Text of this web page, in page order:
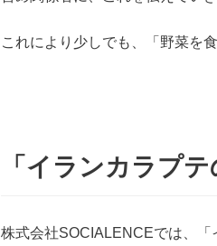
これにより少しでも、「野菜を
「イランカラプ
株式会社SOCIALENCEでは、「